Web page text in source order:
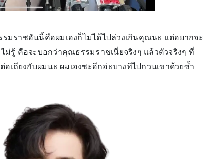
มราชอันนี้คือผมเองก็ไม่ได้ไปล่วงเกินคุณนะ แต่อยากจะ
รู้ คือจะบอกว่าคุณธรรมราชเนี่ยจริงๆ แล้วตัวจริงๆ ที่
อเถียงกับผมนะ ผมเองซะอีกอ่ะบางทีไปกวนเขาด้วยซ้ำ